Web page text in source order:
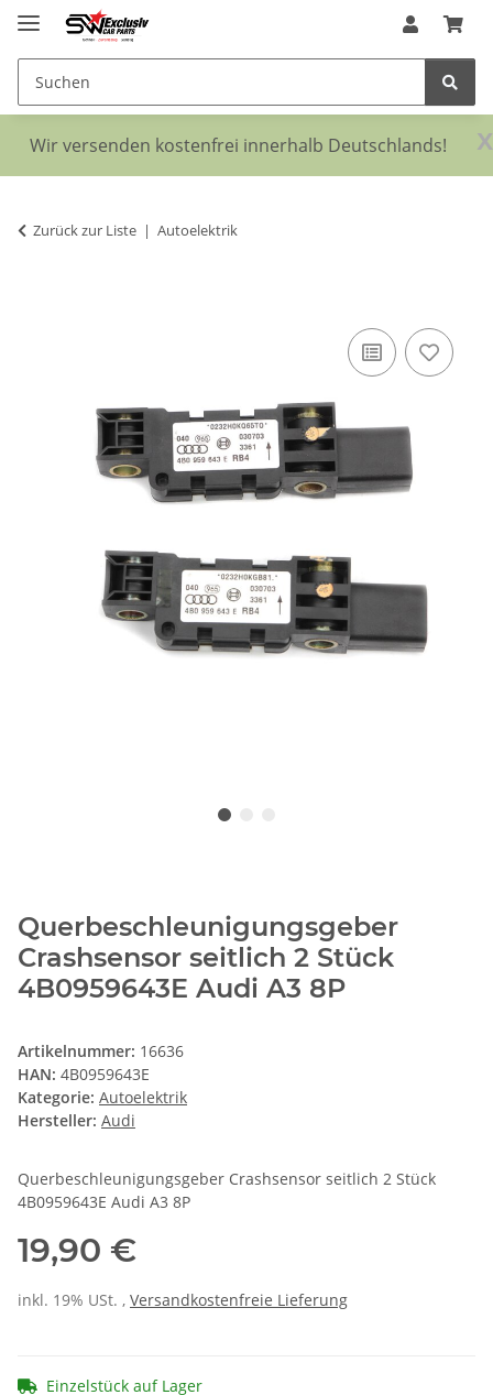
x
Wir versenden kostenfrei innerhalb Deutschlands!
Zurück zur Liste Autoelektrik
Querbeschleunigungsgeber
Crashsensor seitlich 2 Stück
4B0959643E Audi A3 8P
Artikelnummer: 16636
HAN: 4B0959643E
Kategorie: Autoelektrik
Hersteller: Audi
Querbeschleunigungsgeber Crashsensor seitlich 2 Stück
4B0959643E Audi A3 8P
19,90 €
inkl. 19% USt. , Versandkostenfreie Lieferung
Einzelstück auf Lager